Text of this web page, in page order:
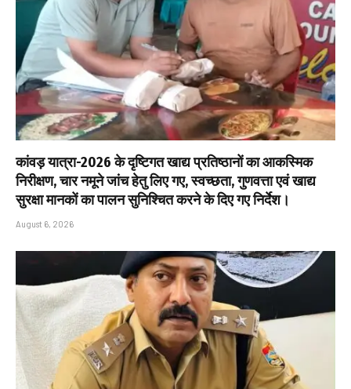
कांवड़ यात्रा-2026 के दृष्टिगत खाद्य प्रतिष्ठानों का आकस्मिक
निरीक्षण, चार नमूने जांच हेतु लिए गए, स्वच्छता, गुणवत्ता एवं खाद्य
सुरक्षा मानकों का पालन सुनिश्चित करने के दिए गए निर्देश।
August 6, 2026